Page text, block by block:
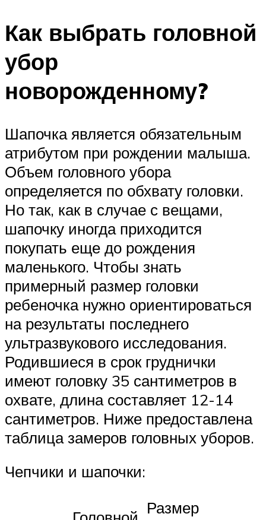
Как выбрать головной
убор
новорожденному?
Шапочка является обязательным
атрибутом при рождении малыша.
Объем головного убора
определяется по обхвату головки.
Но так, как в случае с вещами,
шапочку иногда приходится
покупать еще до рождения
маленького. Чтобы знать
примерный размер головки
ребеночка нужно ориентироваться
на результаты последнего
ультразвукового исследования.
Родившиеся в срок груднички
имеют головку 35 сантиметров в
охвате, длина составляет 12-14
сантиметров. Ниже предоставлена
таблица замеров головных уборов.
Чепчики и шапочки:
Размер